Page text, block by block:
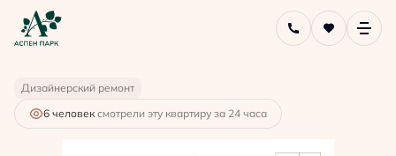
2-комнатная 10 095 592 руб.
Ипотека
Дизайнерский ремонт
6 человексмотрели эту квартиру за 24 часа